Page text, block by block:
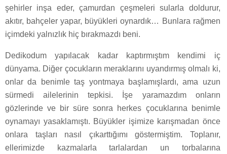
şehirler inşa eder, çamurdan çeşmeleri sularla doldurur,
akıtır, bahçeler yapar, büyükleri oynardık… Bunlara rağmen
içimdeki yalnızlık hiç bırakmazdı beni.
Dedikodum yapılacak kadar kaptırmıştım kendimi iç
dünyama. Diğer çocukların meraklarını uyandırmış olmalı ki,
onlar da benimle taş yontmaya başlamışlardı, ama uzun
sürmedi ailelerinin tepkisi. İşe yaramazdım onların
gözlerinde ve bir süre sonra herkes çocuklarına benimle
oynamayı yasaklamıştı. Büyükler işimize karışmadan önce
onlara taşları nasıl çıkarttığımı göstermiştim. Toplanır,
ellerimizde kazmalarla tarlalardan un torbalarına